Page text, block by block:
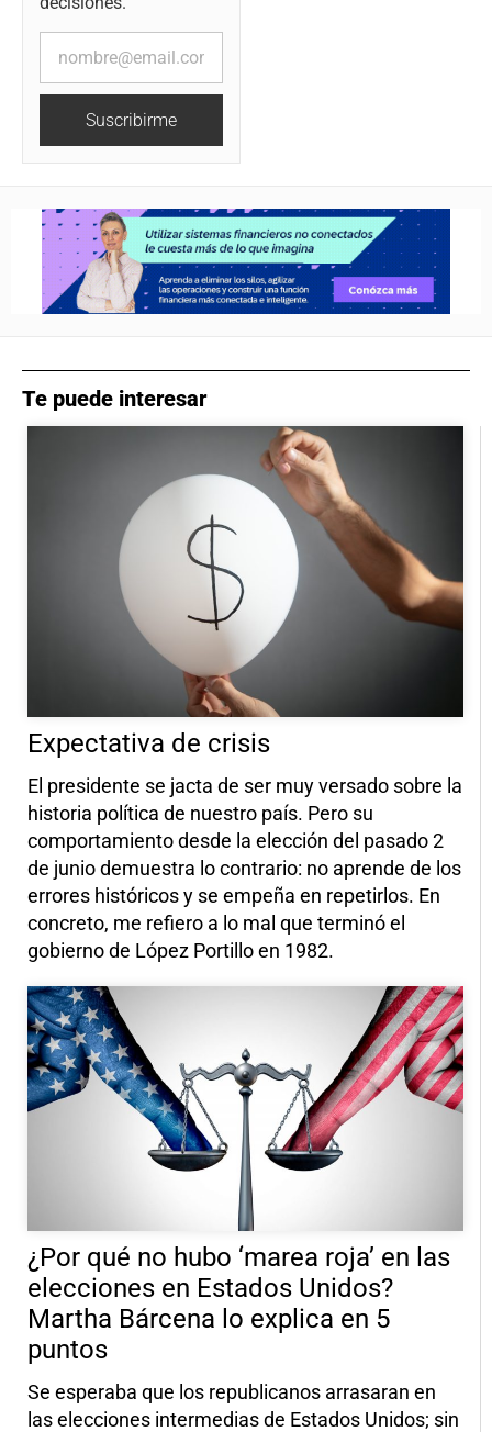
Suscribirme
Te puede interesar
Expectativa de crisis
El presidente se jacta de ser muy versado sobre la
historia política de nuestro país. Pero su
comportamiento desde la elección del pasado 2
de junio demuestra lo contrario: no aprende de los
errores históricos y se empeña en repetirlos. En
concreto, me refiero a lo mal que terminó el
gobierno de López Portillo en 1982.
¿Por qué no hubo ‘marea roja’ en las
elecciones en Estados Unidos?
Martha Bárcena lo explica en 5
puntos
Se esperaba que los republicanos arrasaran en
las elecciones intermedias de Estados Unidos; sin